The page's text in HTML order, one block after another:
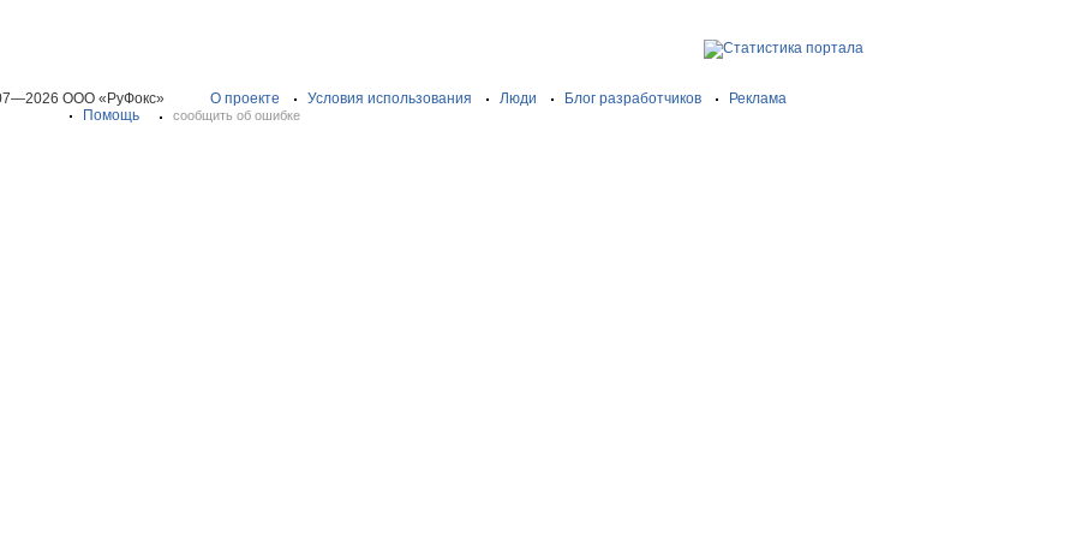
ООО «РуФокс» О проекте Условия использования Люди Блог разработчиков
Реклама
Помощь
сообщить об ошибке